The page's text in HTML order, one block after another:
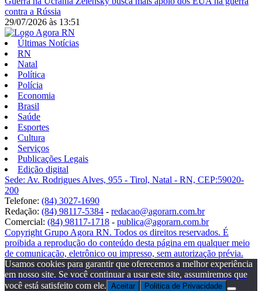
contra a Rússia
29/07/2026 às 13:51
Últimas Notícias
RN
Natal
Política
Polícia
Economia
Brasil
Saúde
Esportes
Cultura
Serviços
Publicações Legais
Edição digital
Sede: Av. Rodrigues Alves, 955 - Tirol, Natal - RN, CEP:59020-
200
Telefone: (84) 3027-1690
Redação: (84) 98117-5384 - redacao@agorarn.com.br
Comercial: (84) 98117-1718 - publica@agorarn.com.br
Copyright Grupo Agora RN. Todos os direitos reservados. É
proibida a reprodução do conteúdo desta página em qualquer meio
de comunicação, eletrônico ou impresso, sem autorização prévia.
Usamos cookies para garantir que oferecemos a melhor experiência
em nosso site. Se você continuar a usar este site, assumiremos que
você está satisfeito com ele. Aceitar Politica de Privacidade